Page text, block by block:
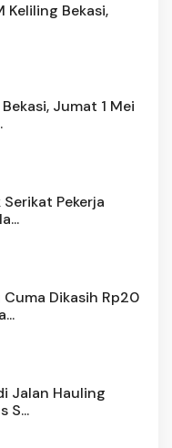
Keliling Bekasi,
Jumat 1 Mei
Pekerja
Dikasih Rp20
Jalan Hauling
S...